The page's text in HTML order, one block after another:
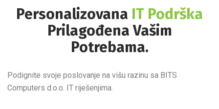
Personalizovana IT Podrška
Prilagođena Vašim
Potrebama.
Podignite svoje poslovanje na višu razinu sa BITS
Computers d.o.o. IT riješenjima